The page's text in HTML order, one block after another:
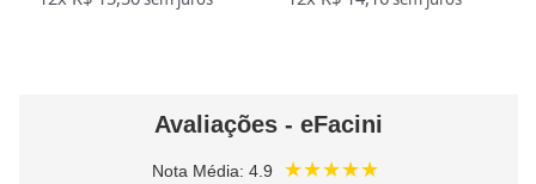
Avaliações - eFacini
Nota Média: 4.9 ★★★★★